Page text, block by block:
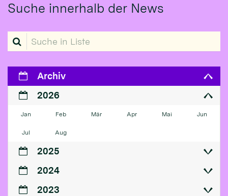
Suche innerhalb der News
Suche in Liste
Archiv
2026
Jan Feb Mär Apr Mai Jun
Jul Aug
2025
2024
2023